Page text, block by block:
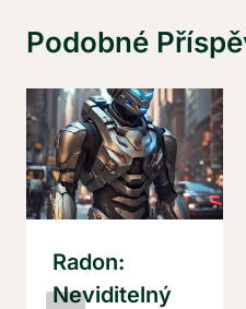
Podobné
Radon:
Neviditelný